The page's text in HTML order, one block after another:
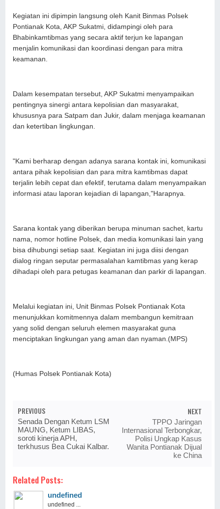
Kegiatan ini dipimpin langsung oleh Kanit Binmas Polsek
Pontianak Kota, AKP Sukatmi, didampingi oleh para
Bhabinkamtibmas yang secara aktif terjun ke lapangan
menjalin komunikasi dan koordinasi dengan para mitra
keamanan.
Dalam kesempatan tersebut, AKP Sukatmi menyampaikan
pentingnya sinergi antara kepolisian dan masyarakat,
khususnya para Satpam dan Jukir, dalam menjaga keamanan
dan ketertiban lingkungan.
"Kami berharap dengan adanya sarana kontak ini, komunikasi
antara pihak kepolisian dan para mitra kamtibmas dapat
terjalin lebih cepat dan efektif, terutama dalam menyampaikan
informasi atau laporan kejadian di lapangan,"Harapnya.
Sarana kontak yang diberikan berupa minuman sachet, kartu
nama, nomor hotline Polsek, dan media komunikasi lain yang
bisa dihubungi setiap saat. Kegiatan ini juga diisi dengan
dialog ringan seputar permasalahan kamtibmas yang kerap
dihadapi oleh para petugas keamanan dan parkir di lapangan.
Melalui kegiatan ini, Unit Binmas Polsek Pontianak Kota
menunjukkan komitmennya dalam membangun kemitraan
yang solid dengan seluruh elemen masyarakat guna
menciptakan lingkungan yang aman dan nyaman.(MPS)
(Humas Polsek Pontianak Kota)
PREVIOUS
Senada Dengan Ketum LSM
MAUNG, Ketum LIBAS,
soroti kinerja APH,
terkhusus Bea Cukai Kalbar.
NEXT
TPPO Jaringan
Internasional Terbongkar,
Polisi Ungkap Kasus
Wanita Pontianak Dijual
ke China
Related Posts:
undefined
undefined ...